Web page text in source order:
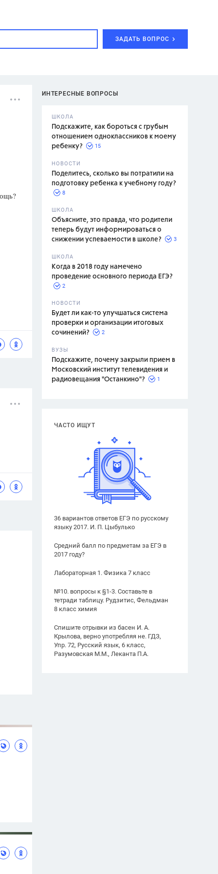
ЗАДАТЬ ВОПРОС
ИНТЕРЕСНЫЕ ВОПРОСЫ
ШКОЛА
Подскажите, как бороться с грубым
отношением одноклассников к моему
ребенку?
15
НОВОСТИ
Поделитесь, сколько вы потратили на
подготовку ребенка к учебному году?
8
ШКОЛА
Объясните, это правда, что родители
теперь будут информироваться о
снижении успеваемости в школе?
3
ШКОЛА
Когда в 2018 году намечено
проведение основного периода ЕГЭ?
2
НОВОСТИ
Будет ли как-то улучшаться система
проверки и организации итоговых
сочинений?
2
ВУЗЫ
Подскажите, почему закрыли прием в
Московский институт телевидения и
радиовещания "Останкино"?
1
ЧАСТО ИЩУТ
36 вариантов ответов ЕГЭ по русскому
языку 2017. И. П. Цыбулько
Средний балл по предметам за ЕГЭ в
2017 году?
Лабораторная 1. Физика 7 класс
№10. вопросы к §1-3. Составьте в
тетради таблицу. Рудзитис, Фельдман
8 класс химия
Спишите отрывки из басен И. А.
Крылова, верно употребляя не. ГДЗ,
Упр. 72, Русский язык, 6 класс,
Разумовская М.М., Леканта П.А.